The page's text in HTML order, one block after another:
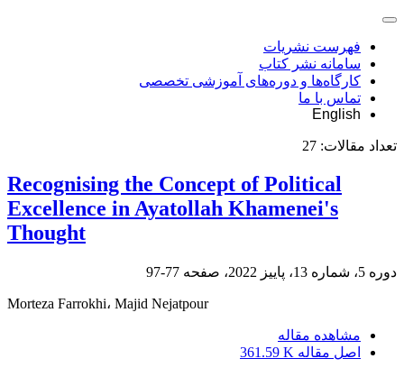
فهرست نشریات
سامانه نشر کتاب
کارگاه‌ها و دوره‌های آموزشی تخصصی
تماس با ما
English
تعداد مقالات: 27
Recognising the Concept of Political
Excellence in Ayatollah Khamenei's
Thought
دوره 5، شماره 13، پاییز 2022، صفحه 77-97
Morteza Farrokhi، Majid Nejatpour
مشاهده مقاله
اصل مقاله 361.59 K